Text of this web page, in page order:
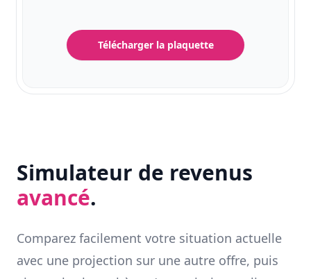
Télécharger la plaquette
Simulateur de revenus
avancé.
Comparez facilement votre situation actuelle
avec une projection sur une autre offre, puis